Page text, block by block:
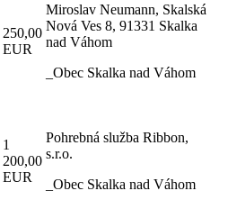
250,00
EUR
Miroslav Neumann, Skalská
Nová Ves 8, 91331 Skalka
nad Váhom
_Obec Skalka nad Váhom
1
200,00
EUR
Pohrebná služba Ribbon,
s.r.o.
_Obec Skalka nad Váhom